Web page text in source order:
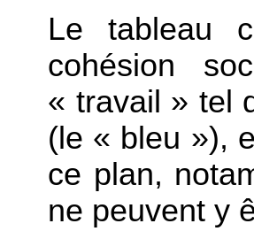
Le tableau
cohésion
« travail » tel
(le « bleu »),
ce plan,
ne peuvent y